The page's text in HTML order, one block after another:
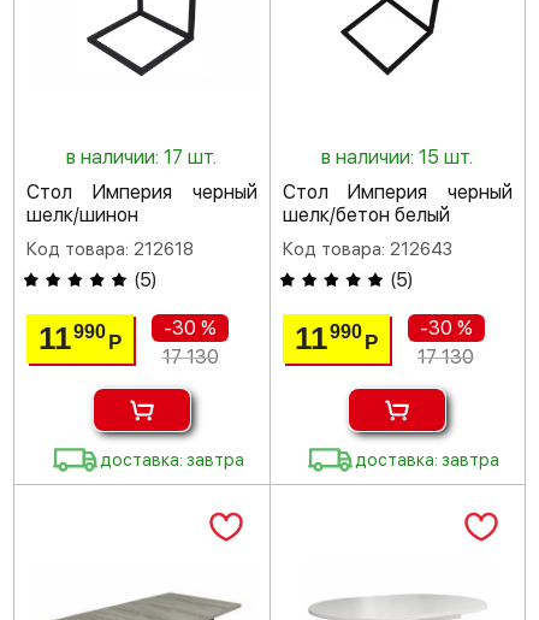
в наличии: 17 шт.
Стол Империя черный
шелк/шинон
Код товара: 212618
(5)
11990Р
-30 %
17 130
доставка: завтра
в наличии: 15 шт.
Стол Империя черный
шелк/бетон белый
Код товара: 212643
(5)
11990 Р
-30 %
17 130
доставка: завтра